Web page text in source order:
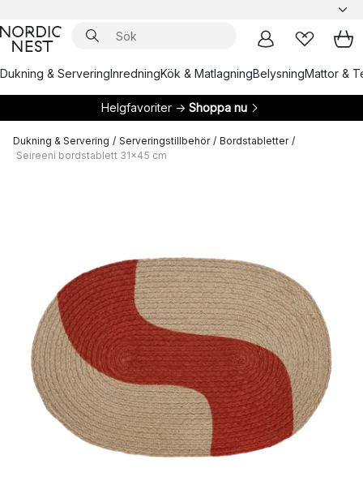
Dukning & ServeringInredningKök & MatlagningBelysningMattor &
Helgfavoriter → Shoppa nu
Dukning & Servering / Serveringstillbehör / Bordstabletter /
Seireeni bordstablett 31x45 cm